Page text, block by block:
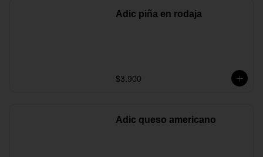
Adic piña en rodaja
$3.900
Adic queso americano